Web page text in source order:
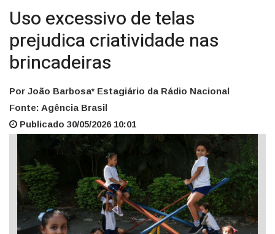
Uso excessivo de telas
prejudica criatividade nas
brincadeiras
Por João Barbosa* Estagiário da Rádio Nacional
Fonte: Agência Brasil
Publicado 30/05/2026 10:01